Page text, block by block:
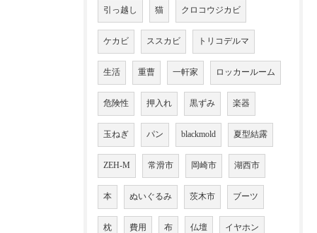
引っ越し 猫 クロコウジカビ
ケカビ ススカビ トリコデルマ
生活 重曹 一軒家 ロッカールーム
危険性 押入れ 黒ずみ 楽器
玉ねぎ パン blackmold 夏型結露
ZEH-M 常滑市 岡崎市 湖西市
本 ぬいぐるみ 茨木市 ブーツ
枕 費用 布 仏壇 イヤホン